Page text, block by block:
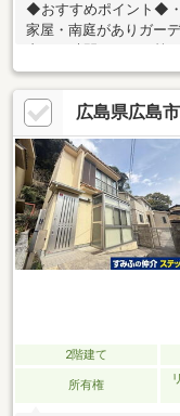
◆おすすめポイント◆・
家屋・南庭がありガー
場は現状２台ですが拡
校まで徒歩8分（600m
◇◇◇ 管理店舗 ◇◇◇新
産 玉島店≫0120-570-
広島県広島
2階建て
所有権